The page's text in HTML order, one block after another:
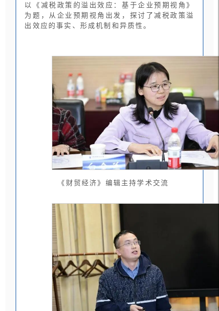
以《减税政策的溢出效应：基于企业预期视角》
为题，从企业预期视角出发，探讨了减税政策溢
出效应的事实、形成机制和异质性。
《财贸经济》编辑主持学术交流